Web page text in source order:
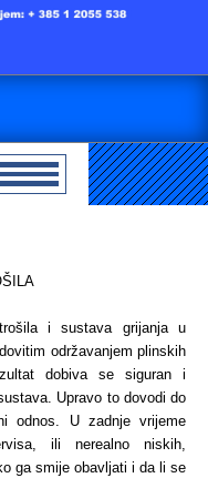
i sustava grijanja u
održavanjem plinskih
dobiva se siguran i
Upravo to dovodi do
odnos. U zadnje vrijeme
ili nerealno niskih,
ga smije obavljati i da li se